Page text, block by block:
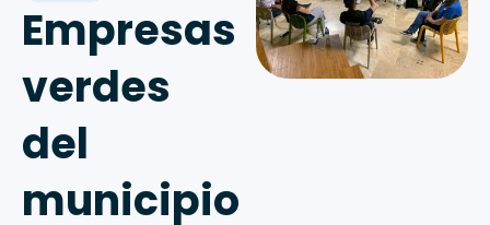
Empresas
verdes
del
municipio